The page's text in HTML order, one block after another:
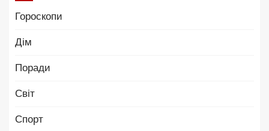
Гороскопи
Дім
Поради
Світ
Спорт